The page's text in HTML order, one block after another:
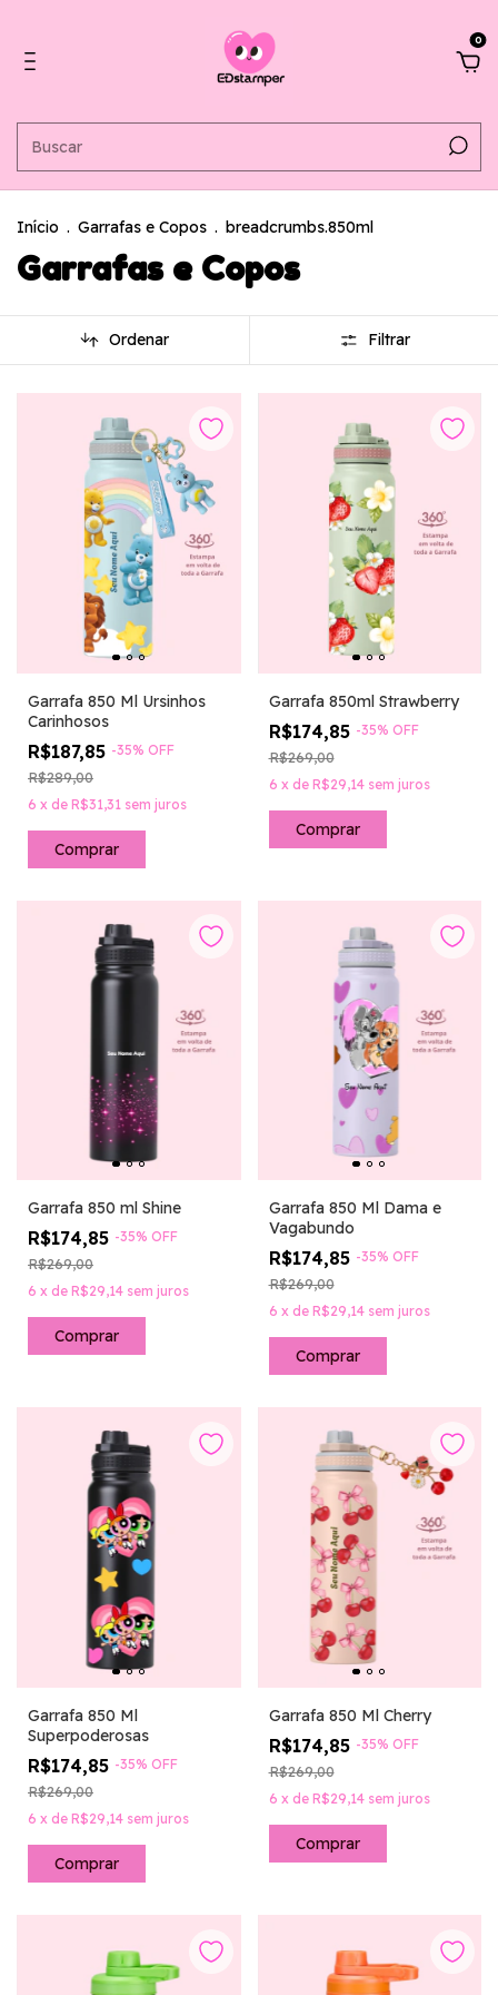
0
Início . Garrafas e Copos . breadcrumbs.850ml
Garrafas e Copos
Ordenar Filtrar
Garrafa 850 Ml Ursinhos
Carinhosos
R$187,85 -35% OFF
R$289,00
6 x de R$31,31 sem juros
Garrafa 850ml Strawberry
R$174,85 -35% OFF
R$269,00
6 x de R$29,14 sem juros
Garrafa 850 ml Shine
R$174,85 -35% OFF
R$269,00
6 x de R$29,14 sem juros
Garrafa 850 Ml Dama e
Vagabundo
R$174,85 -35% OFF
R$269,00
6 x de R$29,14 sem juros
Garrafa 850 Ml
Superpoderosas
R$174,85 -35% OFF
R$269,00
6 x de R$29,14 sem juros
Garrafa 850 Ml Cherry
R$174,85 -35% OFF
R$269,00
6 x de R$29,14 sem juros